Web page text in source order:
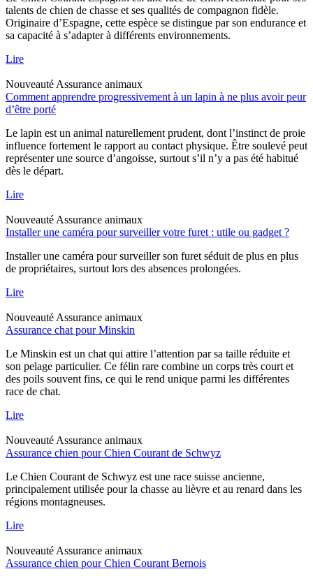
talents de chien de chasse et ses qualités de compagnon fidèle.
Originaire d’Espagne, cette espèce se distingue par son endurance et
sa capacité à s’adapter à différents environnements.
Lire
Nouveauté Assurance animaux
Comment apprendre progressivement à un lapin à ne plus avoir peur
d’être porté
Le lapin est un animal naturellement prudent, dont l’instinct de proie
influence fortement le rapport au contact physique. Être soulevé peut
représenter une source d’angoisse, surtout s’il n’y a pas été habitué
dès le départ.
Lire
Nouveauté Assurance animaux
Installer une caméra pour surveiller votre furet : utile ou gadget ?
Installer une caméra pour surveiller son furet séduit de plus en plus
de propriétaires, surtout lors des absences prolongées.
Lire
Nouveauté Assurance animaux
Assurance chat pour Minskin
Le Minskin est un chat qui attire l’attention par sa taille réduite et
son pelage particulier. Ce félin rare combine un corps très court et
des poils souvent fins, ce qui le rend unique parmi les différentes
race de chat.
Lire
Nouveauté Assurance animaux
Assurance chien pour Chien Courant de Schwyz
Le Chien Courant de Schwyz est une race suisse ancienne,
principalement utilisée pour la chasse au lièvre et au renard dans les
régions montagneuses.
Lire
Nouveauté Assurance animaux
Assurance chien pour Chien Courant Bernois